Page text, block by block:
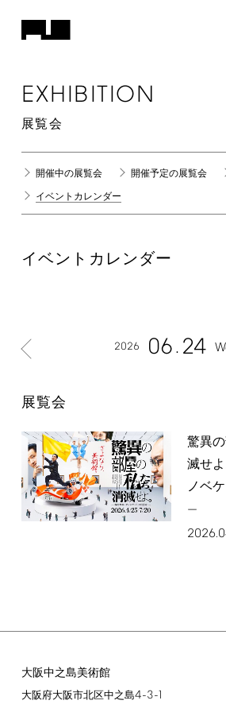
EXHIBITION
展覧会
開催中の展覧会 開催予定の展覧会
イベントカレンダー
イベントカレンダー
2026 06 24
展覧会
驚異
滅せ
ノベ
—
大阪中之島美術館
大阪府大阪市北区中之島4-3-1